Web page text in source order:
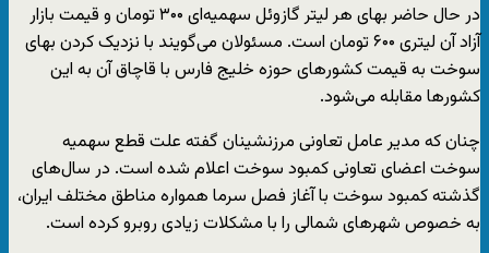
در حال حاضر بهای هر لیتر گازوئل سهمیه‌ای ۳۰۰ تومان و قیمت بازار
آزاد آن لیتری ۶۰۰ تومان است. مسئولان می‌گویند با نزدیک کردن بهای
سوخت به قیمت کشورهای حوزه خلیج فارس با قاچاق آن به این
کشورها مقابله می‌شود.
چنان که مدیر عامل تعاونی مرزنشینان گفته علت قطع سهمیه
سوخت اعضای تعاونی کمبود سوخت اعلام شده است. در سال‌های
گذشته کمبود سوخت با آغاز فصل سرما همواره مناطق مختلف ایران،
به خصوص شهرهای شمالی را با مشکلات زیادی روبرو کرده است.